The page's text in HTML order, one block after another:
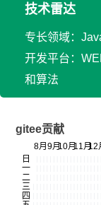
技术雷达
专长领域：
开发平台：
和算法
gitee贡献